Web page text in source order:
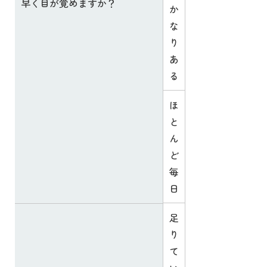
早く目が覚めますか？
か
な
り
あ
る
ほ
と
ん
ど
毎
日
足
り
て